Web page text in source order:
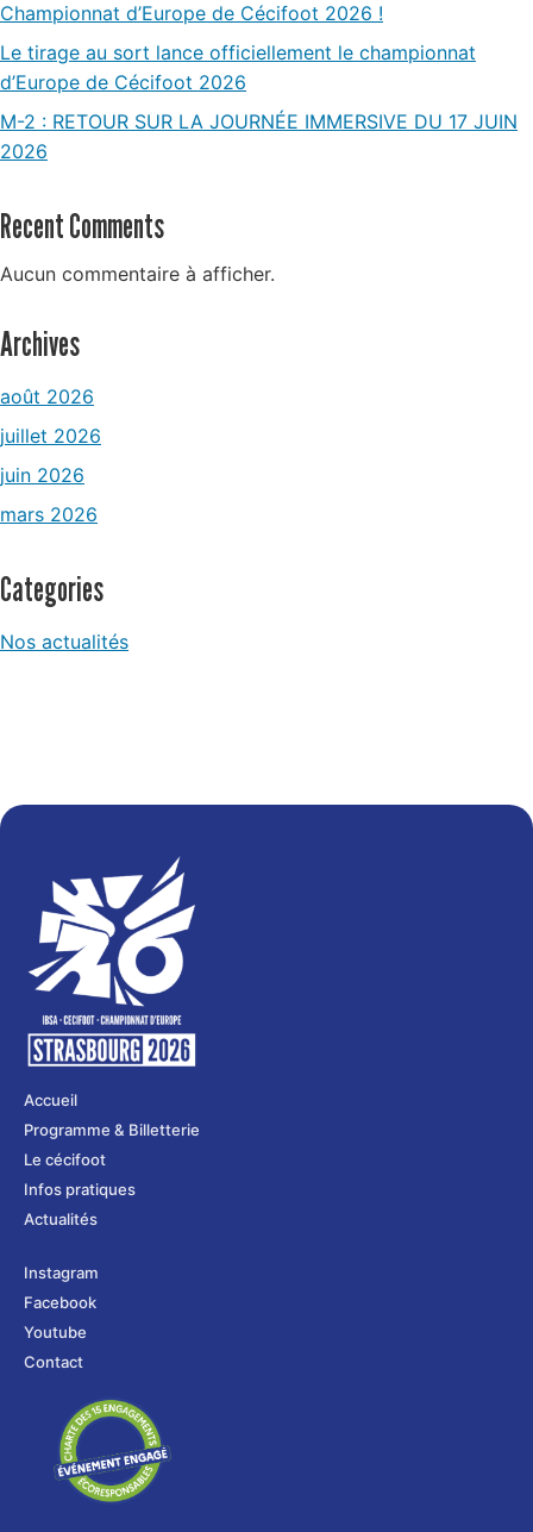
Championnat d’Europe de Cécifoot 2026 !
Le tirage au sort lance officiellement le championnat
d’Europe de Cécifoot 2026
M-2 : RETOUR SUR LA JOURNÉE IMMERSIVE DU 17 JUIN
2026
Recent Comments
Aucun commentaire à afficher.
Archives
août 2026
juillet 2026
juin 2026
mars 2026
Categories
Nos actualités
Accueil
Programme & Billetterie
Le cécifoot
Infos pratiques
Actualités
Instagram
Facebook
Youtube
Contact